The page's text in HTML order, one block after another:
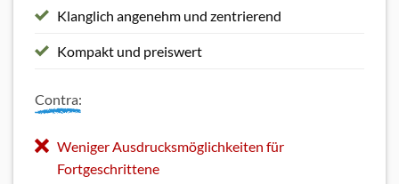
Klanglich angenehm und zentrierend
Kompakt und preiswert
Contra:
Weniger Ausdrucksmöglichkeiten für
Fortgeschrittene